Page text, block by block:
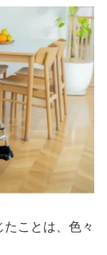
ことは、色々